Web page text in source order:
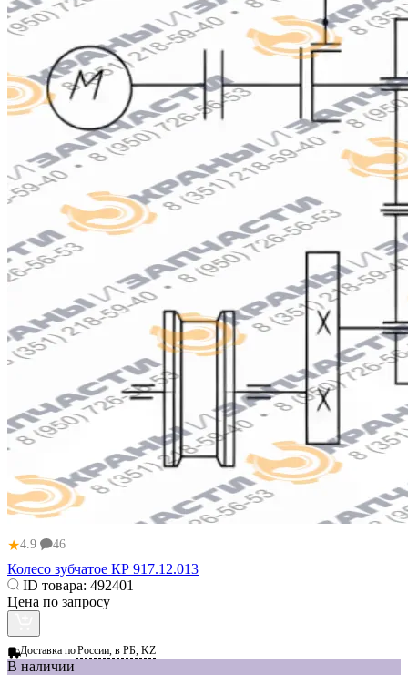
★4.9 46
Колесо зубчатое КР 917.12.013
ID товара: 492401
Цена по запросу
Доставка поРоссии, в РБ, KZ
В наличии